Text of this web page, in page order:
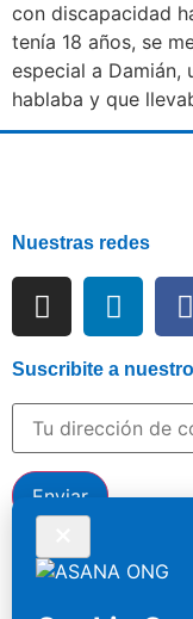
con discapacidad
tenía 18 años, se
especial a Damián,
hablaba y que
Nuestras redes
Suscribite a
Hace tu donación